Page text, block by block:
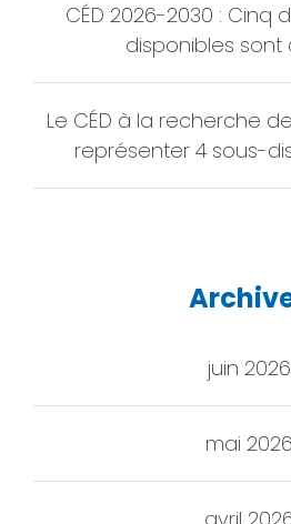
CÉD 2026-2030 : Cinq
disponibles sont
Le CÉD à la recherche
représenter 4 sous-
juin 2026
mai 2026